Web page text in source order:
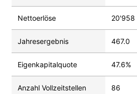
Nettoerlöse 20'958
Jahresergebnis 467.0
Eigenkapitalquote 47.6%
Anzahl Vollzeitstellen 86